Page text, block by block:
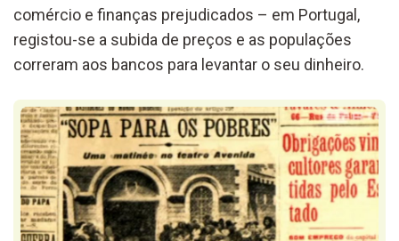
comércio e finanças prejudicados – em Portugal,
registou-se a subida de preços e as populações
correram aos bancos para levantar o seu dinheiro.